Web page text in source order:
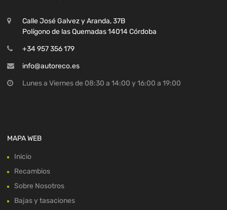
Calle José Galvez y Aranda, 37B
Polígono de las Quemadas 14014 Córdoba
+34 957 356 179
info@autoreco.es
Lunes a Viernes de 08:30 a 14:00 y 16:00 a 19:00
MAPA WEB
Inicio
Recambios
Sobre Nosotros
Bajas y tasaciones